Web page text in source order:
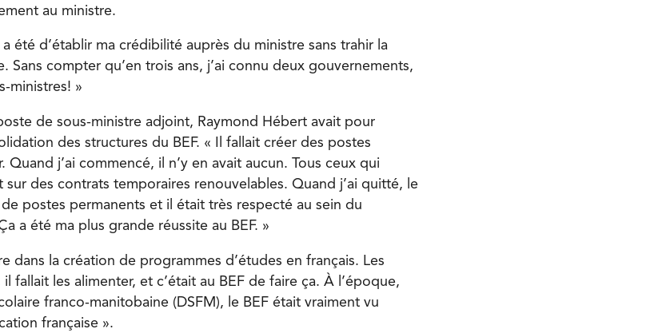
au ministre.
été d’établir ma crédibilité auprès du ministre sans trahir la
Sans compter qu’en trois ans, j’ai connu deux gouvernements,
ministres! »
de sous-ministre adjoint, Raymond Hébert avait pour
des structures du BEF. « Il fallait créer des postes
Quand j’ai commencé, il n’y en avait aucun. Tous ceux qui
sur des contrats temporaires renouvelables. Quand j’ai quitté, le
postes permanents et il était très respecté au sein du
a été ma plus grande réussite au BEF. »
dans la création de programmes d’études en français. Les
fallait les alimenter, et c’était au BEF de faire ça. À l’époque,
franco-manitobaine (DSFM), le BEF était vraiment vu
française ».